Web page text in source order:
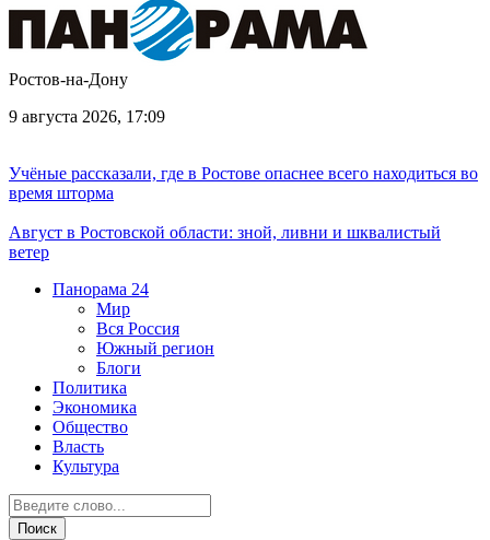
Ростов-на-Дону
9 августа 2026, 17:09
Учёные рассказали, где в Ростове опаснее всего находиться во
время шторма
Август в Ростовской области: зной, ливни и шквалистый
ветер
Панорама 24
Мир
Вся Россия
Южный регион
Блоги
Политика
Экономика
Общество
Власть
Культура